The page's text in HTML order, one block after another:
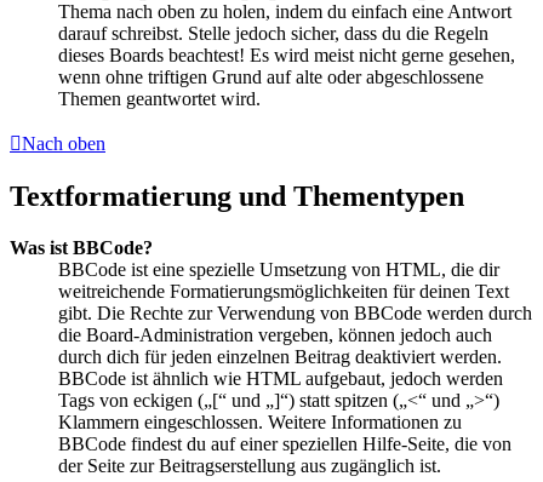
Thema nach oben zu holen, indem du einfach eine Antwort
darauf schreibst. Stelle jedoch sicher, dass du die Regeln
dieses Boards beachtest! Es wird meist nicht gerne gesehen,
wenn ohne triftigen Grund auf alte oder abgeschlossene
Themen geantwortet wird.
Nach oben
Textformatierung und Thementypen
Was ist BBCode?
BBCode ist eine spezielle Umsetzung von HTML, die dir
weitreichende Formatierungsmöglichkeiten für deinen Text
gibt. Die Rechte zur Verwendung von BBCode werden durch
die Board-Administration vergeben, können jedoch auch
durch dich für jeden einzelnen Beitrag deaktiviert werden.
BBCode ist ähnlich wie HTML aufgebaut, jedoch werden
Tags von eckigen („[“ und „]“) statt spitzen („<“ und „>“)
Klammern eingeschlossen. Weitere Informationen zu
BBCode findest du auf einer speziellen Hilfe-Seite, die von
der Seite zur Beitragserstellung aus zugänglich ist.